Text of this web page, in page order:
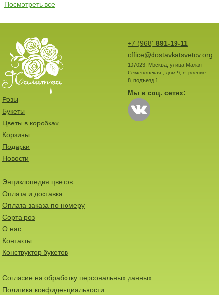
Посмотреть все
+7 (968) 891-19-11
office@dostavkatsvetov.org
107023, Москва, улица Малая
Семеновская , дом 9, строение
8, подъезд 1
Мы в соц. сетях:
Розы
Букеты
Цветы в коробках
Корзины
Подарки
Новости
Энциклопедия цветов
Оплата и доставка
Оплата заказа по номеру
Сорта роз
О нас
Контакты
Конструктор букетов
Согласие на обработку персональных данных
Политика конфиденциальности